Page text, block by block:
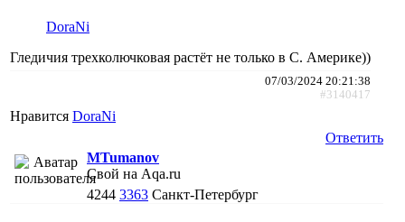
DoraNi
Гледичия трехколючковая растёт не только в С. Америке))
07/03/2024 20:21:38
#3140417
Нравится DoraNi
Ответить
MTumanov
Свой на Aqa.ru
4244 3363 Санкт-Петербург